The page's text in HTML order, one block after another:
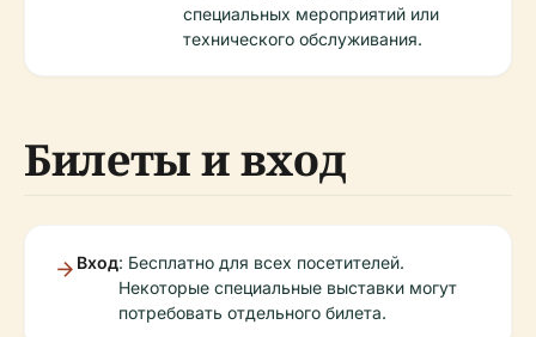
специальных мероприятий или
технического обслуживания.
Билеты и вход
Вход: Бесплатно для всех посетителей.
Некоторые специальные выставки могут
потребовать отдельного билета.